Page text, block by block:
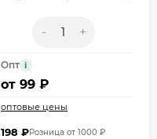
- +
Опт i
от 99 ₽
оптовые цены
198 ₽Розница от 1000 ₽